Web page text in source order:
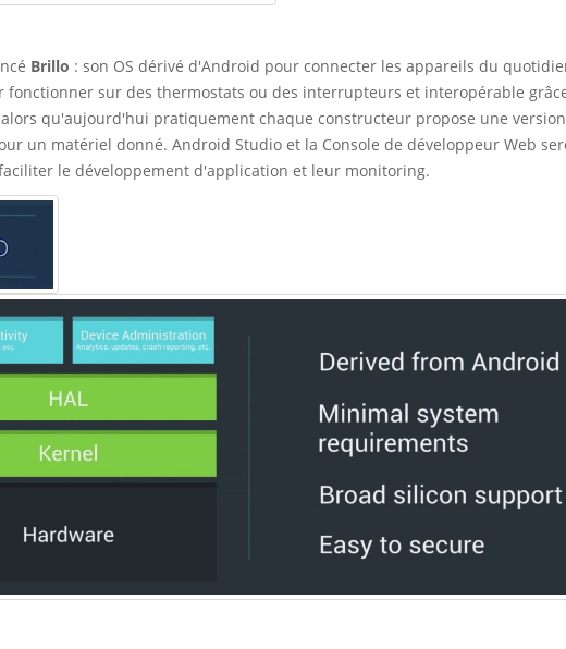
Brillo : son OS dérivé d'Android pour connecter les appareils du
fonctionner sur des thermostats ou des interrupteurs et interopérable
qu'aujourd'hui pratiquement chaque constructeur propose une version
un matériel donné. Android Studio et la Console de développeur Web
le développement d'application et leur monitoring.